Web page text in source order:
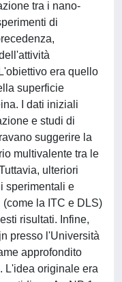
tra i nano-
di
era quello
superficie
I dati iniziali
e studi di
suggerire la
multivalente tra le
ulteriori
sperimentali e
(come la ITC e DLS)
risultati. Infine,
presso l'Università
approfondito
L'idea originale era